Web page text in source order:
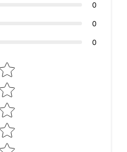
0
0
0
Star rating